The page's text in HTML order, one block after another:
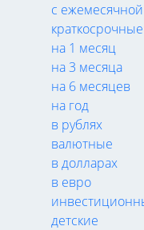
с
краткосрочные
на 1 месяц
на 3 месяца
на 6 месяцев
на год
в рублях
валютные
в долларах
в евро
детские